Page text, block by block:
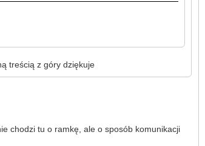
treścią z góry dziękuje
chodzi tu o ramkę, ale o sposób komunikacji